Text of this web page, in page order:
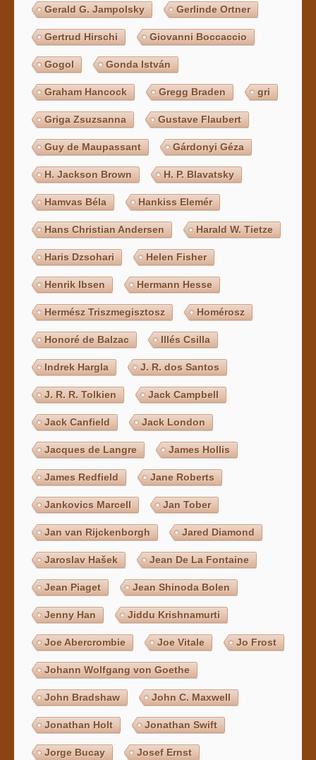
Gerald G. Jampolsky Gerlinde Ortner
Gertrud Hirschi Giovanni Boccaccio
Gogol Gonda István
Graham Hancock Gregg Braden gri
Griga Zsuzsanna Gustave Flaubert
Guy de Maupassant Gárdonyi Géza
H. Jackson Brown H. P. Blavatsky
Hamvas Béla Hankiss Elemér
Hans Christian Andersen Harald W. Tietze
Haris Dzsohari Helen Fisher
Henrik Ibsen Hermann Hesse
Hermész Triszmegisztosz Homérosz
Honoré de Balzac Illés Csilla
Indrek Hargla J. R. dos Santos
J. R. R. Tolkien Jack Campbell
Jack Canfield Jack London
Jacques de Langre James Hollis
James Redfield Jane Roberts
Jankovics Marcell Jan Tober
Jan van Rijckenborgh Jared Diamond
Jaroslav Hašek Jean De La Fontaine
Jean Piaget Jean Shinoda Bolen
Jenny Han Jiddu Krishnamurti
Joe Abercrombie Joe Vitale Jo Frost
Johann Wolfgang von Goethe
John Bradshaw John C. Maxwell
Jonathan Holt Jonathan Swift
Jorge Bucay Josef Ernst